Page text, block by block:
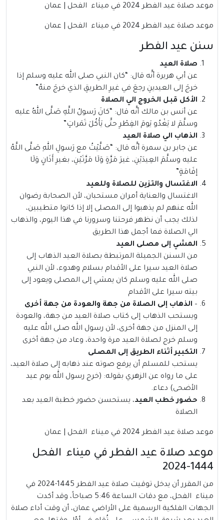
موعد صلاة عيد الفطر 2024 في ميناء الفحل | عمان
موعد صلاة عيد الفطر 2024 في ميناء الفحل | عمان
سنن عيد الفطر
صلاة العيد
عن أبي هريرة أنَّه قال: “كان النبي صلى الله عليه وسلم إذا
خرجَ إلى العيدينِ رجعَ في غيرِ الطريقِ الذي خرجَ منهُ”
الأكل قبل الخروج الي الصلاة
عن أنس بن مالك أنَّه قال: “كانَ رَسولُ اللَّهِ صَلَّى اللهُ عليه
وسلَّمَ لا يَغْدُو يَومَ الفِطْرِ حتَّى يَأْكُلَ تَمَراتٍ”
الذهاب الي صلاة العيد
عن جابر بن سمرة أنَّه قال: “صَلَّيْتُ مع رَسولِ اللهِ صَلَّى اللَّهُ
عليه وسلَّمَ العِيدَيْنِ، غيرَ مَرَّةٍ وَلَا مَرَّتَيْنِ، بغيرِ أَذَانٍ وَلَا
إقَامَةٍ”
الاغتسال والتزين للصلاة وللعيد
الاغتسال والعناية أمران مستحبان، لأن الصحابة رضوان
الله عنهم لم يذهبوا إلى المصلى إلا إذا كانوا متطيبين،
لذلك يجب أن نظهر فرحتنا وسرورنا في هذا اليوم، والذهاب
الي الصلاة فما أجمل هذا الطريق
المشي إلى مصلى العيد
من السنن الجميلة المرتبطة بصلاة العيد الذهاب إلى
صلاة العيد سيرا على الأقدام بسلام وهدوء، لأن النبي
صلى الله عليه وسلم كان يمشي إلى المصلى ويعود إلى
بيته سيرا على الأقدام
– الذهاب إلى الصلاة من جهة والعودة من جهة أخرى
ويستحب الذهاب إلى كتاب صلاة العيد من جهة، والعودة
إلى المنزل من جهة أخرى، لأن رسول الله صلى الله عليه
وسلم خرج لصلاة العيد مرة واحدة، وعاد من جهة أخرى
التكبير أثناء الطريق إلى المصلى
يستحب للمسلم أن يرفع صوته عند ذهابه إلى صلاة العيد،
على ما رواه عن الزهري بقوله: (خرج رسول الله يوم عيد
الأضحى) دعاء.
حضور خطب العيد، يستحسن حضور خطبة العيد بعد
الصلاة
موعد صلاة عيد الفطر 2024 في ميناء الفحل | عمان
موعد صلاة عيد الفطر في ميناء الفحل
1444-2024
من المقرر أن يدخل توقيت صلاة عيد الفطر 1445-2024 في
ميناء الفحل، مع دقات الساعة 5:46 صباحاً، وقد أكدت
الجهات الفلكية الرسمية على الأراضي عمان، أن وقت أداء صلاة